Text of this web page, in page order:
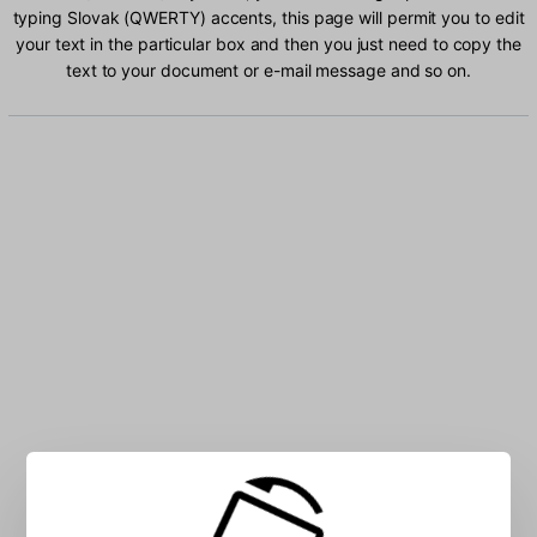
typing Slovak (QWERTY) accents, this page will permit you to edit
your text in the particular box and then you just need to copy the
text to your document or e-mail message and so on.
Type Slovak (QWERTY) characters into the box: